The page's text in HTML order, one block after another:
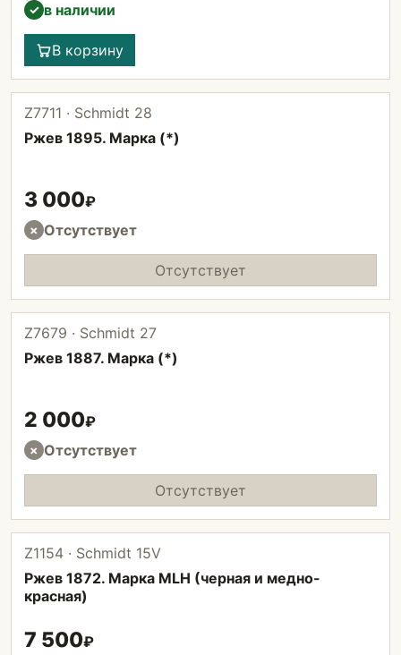
✓ в наличии
В корзину
Z7711 · Schmidt 28
Ржев 1895. Марка (*)
3 000₽
× Отсутствует
Отсутствует
Z7679 · Schmidt 27
Ржев 1887. Марка (*)
2 000₽
× Отсутствует
Отсутствует
Z1154 · Schmidt 15V
Ржев 1872. Марка MLH (черная и медно-
красная)
7 500₽